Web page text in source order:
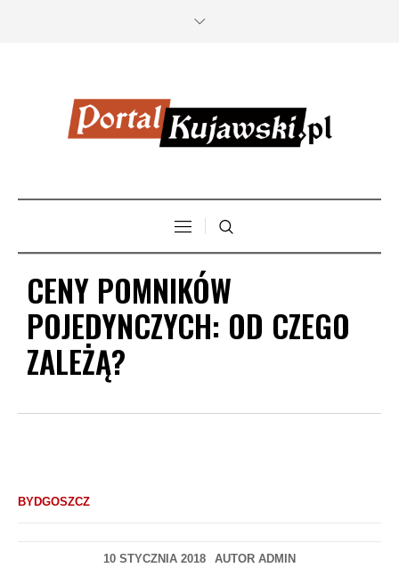
CENY POMNIKÓW
POJEDYNCZYCH: OD CZEGO
ZALEŻĄ?
BYDGOSZCZ
10 STYCZNIA 2018 AUTOR ADMIN